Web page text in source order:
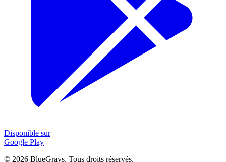
Disponible sur
Google Play
© 2026 BlueGrays. Tous droits réservés.